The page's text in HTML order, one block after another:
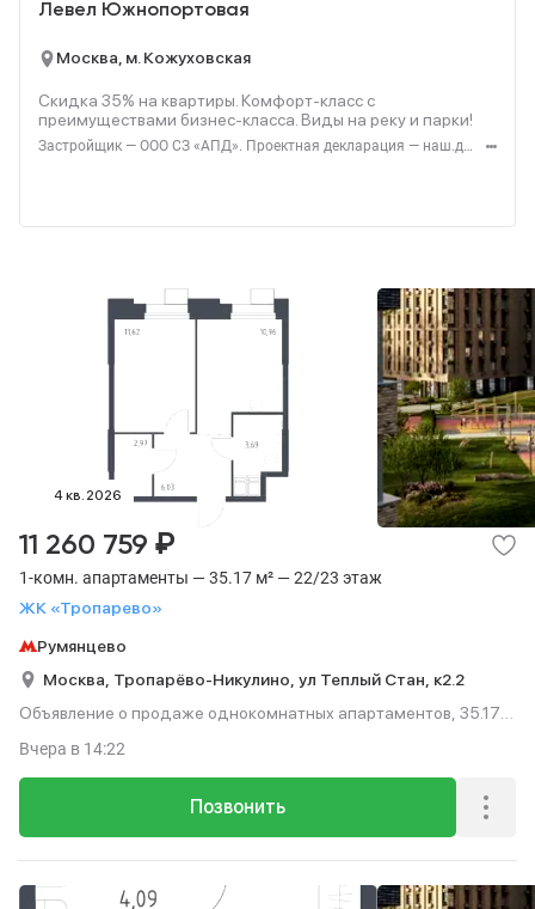
Левел Южнопортовая
Москва, м. Кожуховская
Скидка 35% на квартиры. Комфорт-класс с
преимуществами бизнес-класса. Виды на реку и парки!
Застройщик — ООО СЗ «АПД». Проектная декларация — наш.дом.рф. Акция до 28.02.2026. Не оферта. Подробности — Level.ru
4 кв. 2026
1-комн. апартаменты — 35.17 м² — 22/23 этаж
ЖК «Тропарево»
11 260 759 ₽
Румянцево
Москва, Тропарёво-Никулино, ул Теплый Стан, к2.2
Объявление о продаже однокомнатных апартаментов, 35.17
Позвонить
Вчера в 14:22